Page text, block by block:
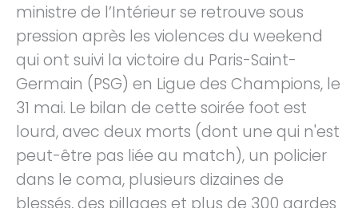
ministre de l’Intérieur se retrouve sous
pression après les violences du weekend
qui ont suivi la victoire du Paris-Saint-
Germain (PSG) en Ligue des Champions, le
31 mai. Le bilan de cette soirée foot est
lourd, avec deux morts (dont une qui n'est
peut-être pas liée au match), un policier
dans le coma, plusieurs dizaines de
blessés, des pillages et plus de 300 gardes